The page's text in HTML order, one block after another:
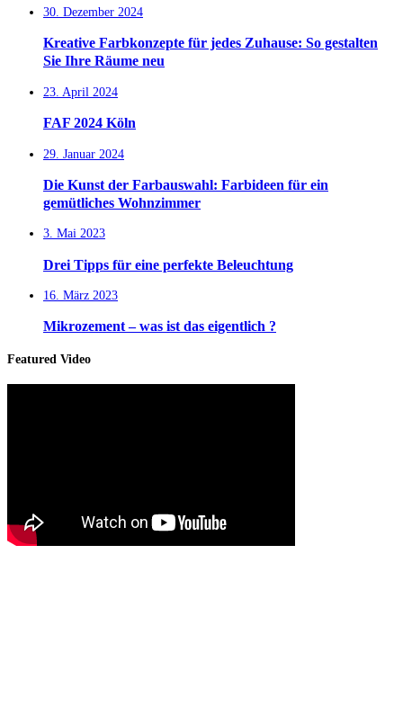
30. Dezember 2024
Kreative Farbkonzepte für jedes Zuhause: So gestalten
Sie Ihre Räume neu
23. April 2024
FAF 2024 Köln
29. Januar 2024
Die Kunst der Farbauswahl: Farbideen für ein
gemütliches Wohnzimmer
3. Mai 2023
Drei Tipps für eine perfekte Beleuchtung
16. März 2023
Mikrozement – was ist das eigentlich ?
Featured Video